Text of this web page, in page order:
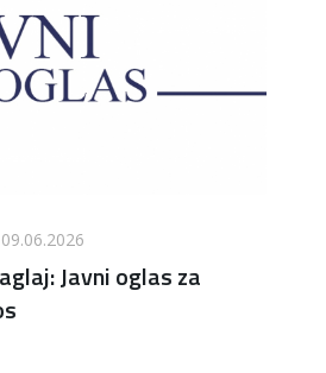
Javni oglas za